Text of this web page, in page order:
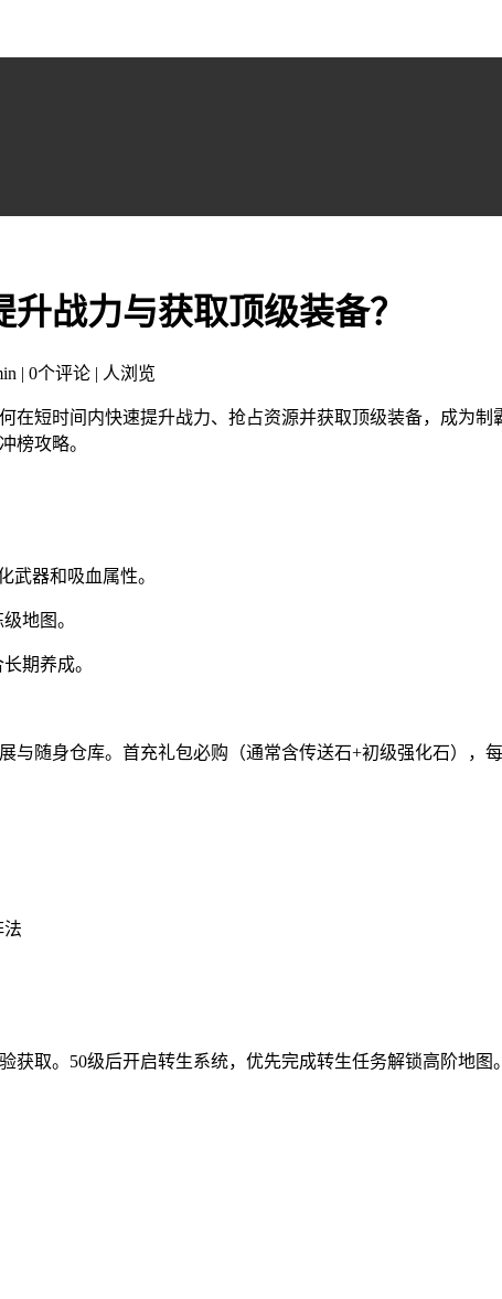
战力与获取顶级装备？
| 0个评论 | 人浏览
在短时间内快速提升战力、抢占资源并获取顶级装备，成为
榜攻略。
武器和吸血属性。
地图。
期养成。
随身仓库。首充礼包必购（通常含传送石+初级强化石），
法
取。50级后开启转生系统，优先完成转生任务解锁高阶地图。